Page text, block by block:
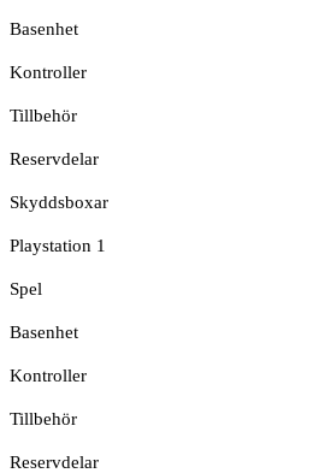
Basenhet
Kontroller
Tillbehör
Reservdelar
Skyddsboxar
Playstation 1
Spel
Basenhet
Kontroller
Tillbehör
Reservdelar